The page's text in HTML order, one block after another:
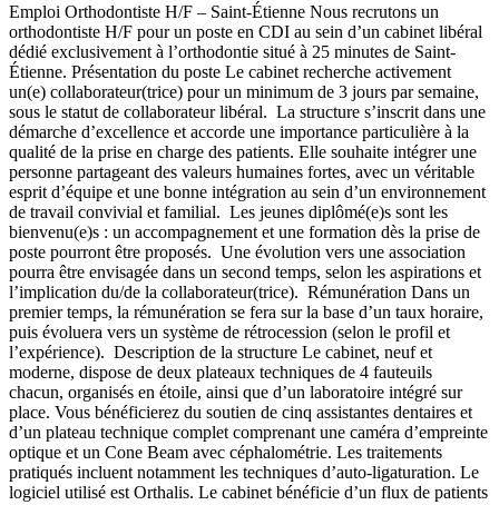
Emploi Orthodontiste H/F – Saint-Étienne Nous recrutons un
orthodontiste H/F pour un poste en CDI au sein d’un cabinet libéral
dédié exclusivement à l’orthodontie situé à 25 minutes de Saint-
Étienne. Présentation du poste Le cabinet recherche activement
un(e) collaborateur(trice) pour un minimum de 3 jours par semaine,
sous le statut de collaborateur libéral. La structure s’inscrit dans une
démarche d’excellence et accorde une importance particulière à la
qualité de la prise en charge des patients. Elle souhaite intégrer une
personne partageant des valeurs humaines fortes, avec un véritable
esprit d’équipe et une bonne intégration au sein d’un environnement
de travail convivial et familial. Les jeunes diplômé(e)s sont les
bienvenu(e)s : un accompagnement et une formation dès la prise de
poste pourront être proposés. Une évolution vers une association
pourra être envisagée dans un second temps, selon les aspirations et
l’implication du/de la collaborateur(trice). Rémunération Dans un
premier temps, la rémunération se fera sur la base d’un taux horaire,
puis évoluera vers un système de rétrocession (selon le profil et
l’expérience). Description de la structure Le cabinet, neuf et
moderne, dispose de deux plateaux techniques de 4 fauteuils
chacun, organisés en étoile, ainsi que d’un laboratoire intégré sur
place. Vous bénéficierez du soutien de cinq assistantes dentaires et
d’un plateau technique complet comprenant une caméra d’empreinte
optique et un Cone Beam avec céphalométrie. Les traitements
pratiqués incluent notamment les techniques d’auto-ligaturation. Le
logiciel utilisé est Orthalis. Le cabinet bénéficie d’un flux de patients